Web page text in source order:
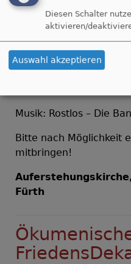
Martin Tontsch, Hertha
Inge Wörlein
Arbeitsstelle kokon für
Konfliktbearbeitung in
EAK - Evang.
Musik: Rostlos – Die
Bitte nach Möglichkeit
mitbringen!
Fürth
Diesen Schalter
aktivieren/
Auswahl akzeptieren